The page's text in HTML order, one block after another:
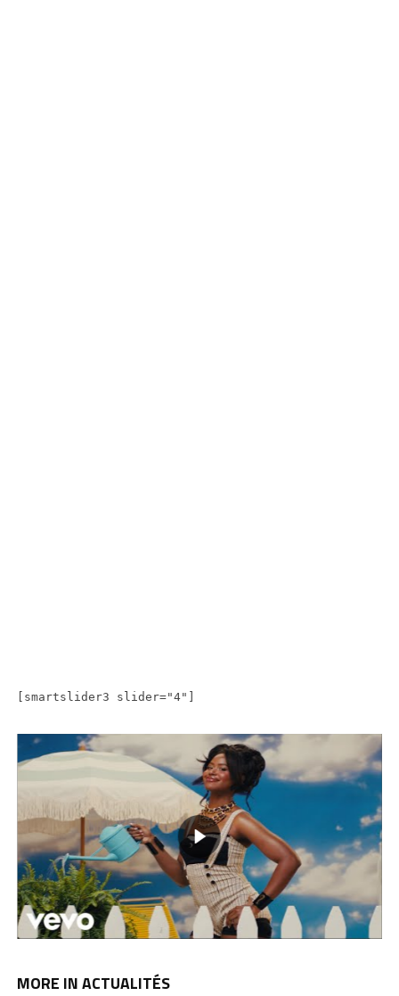
[smartslider3 slider="4"]
MORE IN ACTUALITÉS